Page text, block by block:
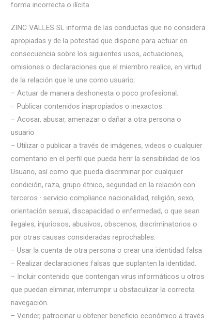
forma incorrecta o ilícita.
ZINC VALLES SL informa de las conductas que no considera
apropiadas y de la potestad que dispone para actuar en
consecuencia sobre los siguientes usos, actuaciones,
omisiones o declaraciones que el miembro realice, en virtud
de la relación que le une como usuario:
– Actuar de manera deshonesta o poco profesional.
– Publicar contenidos inapropiados o inexactos.
– Acosar, abusar, amenazar o dañar a otra persona o
usuario
– Utilizar o publicar a través de imágenes, videos o cualquier
comentario en el perfil que pueda herir la sensibilidad de los
Usuario, así como que pueda discriminar por cualquier
condición, raza, grupo étnico, seguridad en la relación con
terceros · servicio compliance nacionalidad, religión, sexo,
orientación sexual, discapacidad o enfermedad, o que sean
ilegales, injuriosos, abusivos, obscenos, discriminatorios o
por otras causas consideradas reprochables.
– Usar la cuenta de otra persona o crear una identidad falsa
– Realizar declaraciones falsas que suplanten la identidad.
– Incluir contenido que contengan virus informáticos u otros
que puedan eliminar, interrumpir u obstaculizar la correcta
navegación.
– Vender, patrocinar u obtener beneficio económico a través